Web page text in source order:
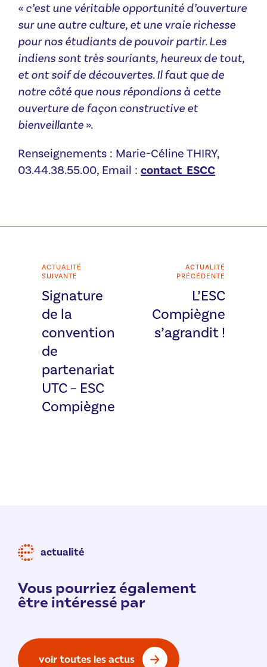
« c’est une véritable opportunité d’ouverture
sur une autre culture, et une vraie richesse
pour nos étudiants de pouvoir partir. Les
indiens sont très souriants, heureux de tout,
et ont soif de découvertes. Il faut que de
notre côté que nous répondions à cette
ouverture de façon constructive et
bienveillante».
Renseignements : Marie-Céline THIRY,
03.44.38.55.00, Email : contact_ESCC
ACTUALITÉ
SUIVANTE
Signature
de la
convention
de
partenariat
UTC – ESC
Compiègne
ACTUALITÉ
PRÉCÉDENTE
L’ESC
Compiègne
s’agrandit !
actualité
Vous pourriez également
être intéressé par
voir toutes les actus